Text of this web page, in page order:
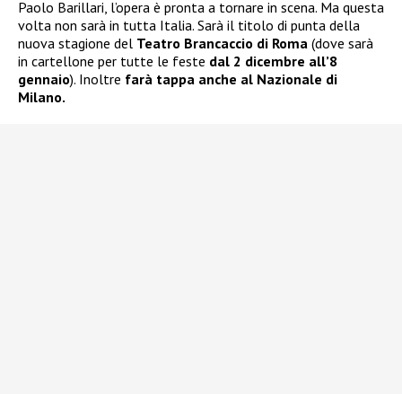
Paolo Barillari, l’opera è pronta a tornare in scena. Ma questa
volta non sarà in tutta Italia. Sarà il titolo di punta della
nuova stagione del Teatro Brancaccio di Roma (dove sarà
in cartellone per tutte le feste dal 2 dicembre all’8
gennaio). Inoltre farà tappa anche al Nazionale di
Milano.